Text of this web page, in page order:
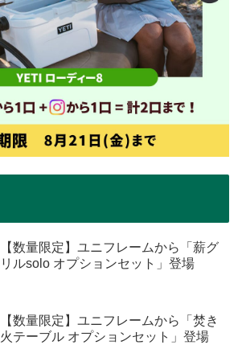
【数量限定】ユニフレームから「薪グ
リルsolo オプションセット」登場
【数量限定】ユニフレームから「焚き
火テーブル オプションセット」登場